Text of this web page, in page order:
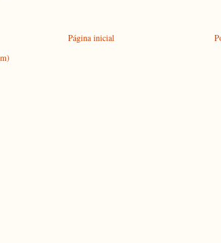
Página inicial